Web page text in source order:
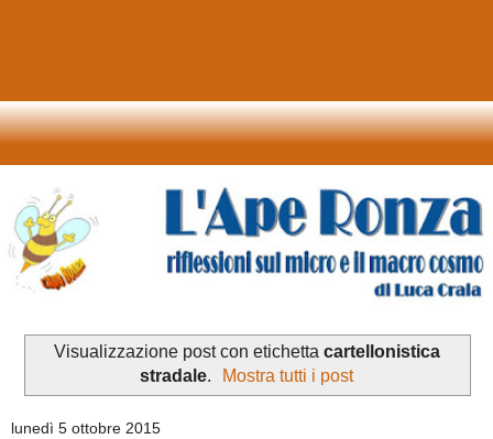
Visualizzazione post con etichetta cartellonistica
stradale. Mostra tutti i post
lunedì 5 ottobre 2015